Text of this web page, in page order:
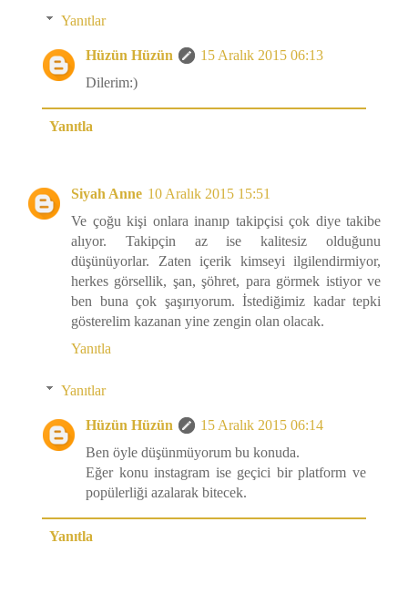
Yanıtlar
Hüzün Hüzün
15 Aralık 2015 06:13
Dilerim:)
Yanıtla
Siyah Anne 10 Aralık 2015 15:51
Ve çoğu kişi onlara inanıp takipçisi çok diye takibe
alıyor. Takipçin az ise kalitesiz olduğunu
düşünüyorlar. Zaten içerik kimseyi ilgilendirmiyor,
herkes görsellik, şan, şöhret, para görmek istiyor ve
ben buna çok şaşırıyorum. İstediğimiz kadar tepki
gösterelim kazanan yine zengin olan olacak.
Yanıtla
Yanıtlar
Hüzün Hüzün
15 Aralık 2015 06:14
Ben öyle düşünmüyorum bu konuda.
Eğer konu instagram ise geçici bir platform ve
popülerliği azalarak bitecek.
Yanıtla